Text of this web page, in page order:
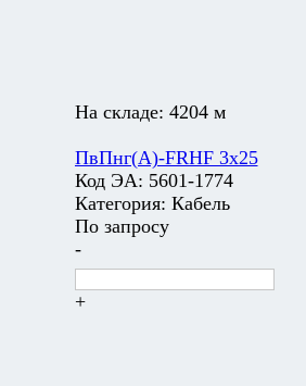
На складе: 4204 м
ПвПнг(А)-FRHF 3х25
Код ЭА: 5601-1774
Категория: Кабель
По запросу
-
+